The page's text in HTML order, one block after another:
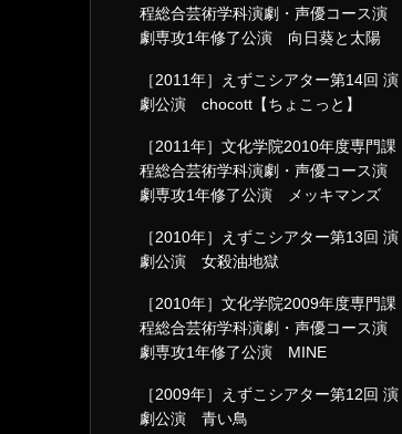
程総合芸術学科演劇・声優コース演
劇専攻1年修了公演 向日葵と太陽
［2011年］えずこシアター第14回 演
劇公演 chocott【ちょこっと】
［2011年］文化学院2010年度専門課
程総合芸術学科演劇・声優コース演
劇専攻1年修了公演 メッキマンズ
［2010年］えずこシアター第13回 演
劇公演 女殺油地獄
［2010年］文化学院2009年度専門課
程総合芸術学科演劇・声優コース演
劇専攻1年修了公演 MINE
［2009年］えずこシアター第12回 演
劇公演 青い鳥